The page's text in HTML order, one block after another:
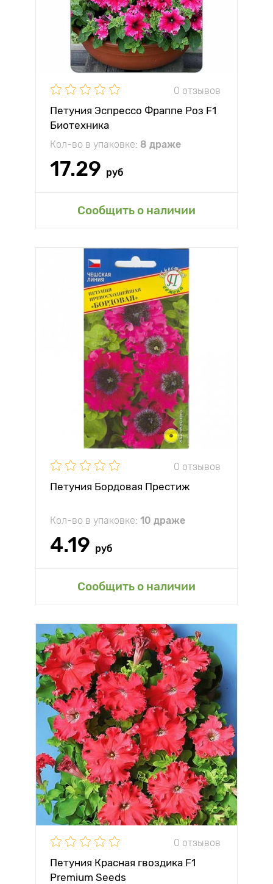
0 отзывов
Петуния Эспрессо Фраппе Роз F1
Биотехника
Кол-во в упаковке: 8 драже
17.29 руб
Сообщить о наличии
0 отзывов
Петуния Бордовая Престиж
Кол-во в упаковке: 10 драже
4.19 руб
Сообщить о наличии
0 отзывов
Петуния Красная гвоздика F1
Premium Seeds